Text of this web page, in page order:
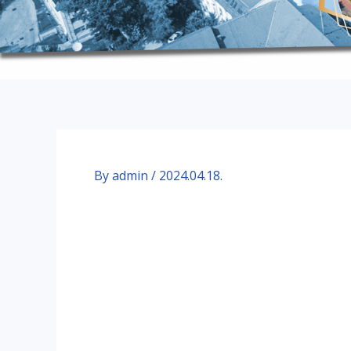
Byadmin / 2024.04.18.